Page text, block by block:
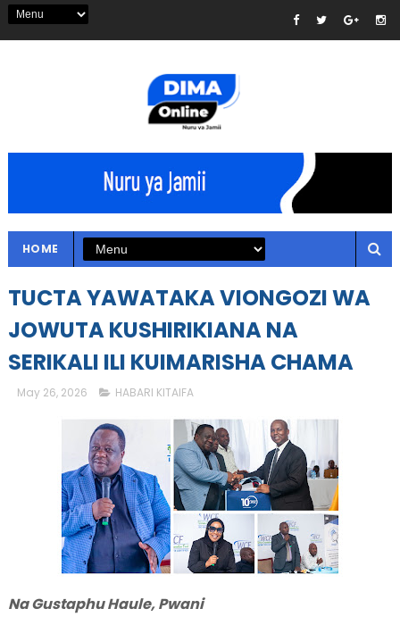
HOME
TUCTA YAWATAKA VIONGOZI WA
JOWUTA KUSHIRIKIANA NA
SERIKALI ILI KUIMARISHA CHAMA
May 26, 2026 HABARI KITAIFA
Na Gustaphu Haule, Pwani